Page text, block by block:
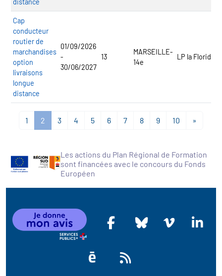
Cap
conducteur
routier de
marchandises
option
livraisons
longue
distance
01/09/2026
-
30/06/2027
13
MARSEILLE-
14e
LP la Floride
1 2 3 4 5 6 7 8 9 10 »
Les actions du Plan Régional de Formation
sont financées avec le concours du Fonds
Européen